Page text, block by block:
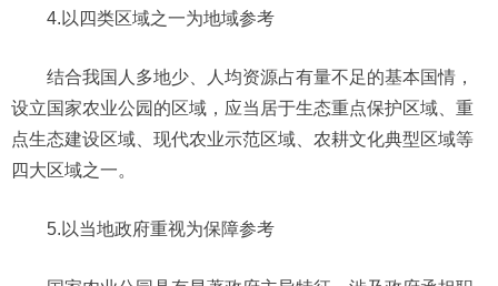
4.以四类区域之一为地域参考
结合我国人多地少、人均资源占有量不足的基本国情，
设立国家农业公园的区域，应当居于生态重点保护区域、重
点生态建设区域、现代农业示范区域、农耕文化典型区域等
四大区域之一。
5.以当地政府重视为保障参考